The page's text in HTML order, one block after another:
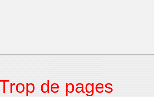
de pages